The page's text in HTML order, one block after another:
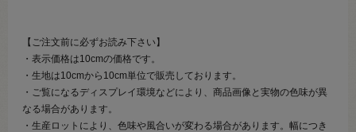
【ご注文前に必ずお読み下さい】
・表示価格は10cmの価格です。
・生地は10cmから10cm単位で販売しております。
・ご覧になるディスプレイ環境などにより、商品画像と実物の色味が異
なる場合があります。
・生産ロットにより、色味や風合いが変わる場合があります。幅につき